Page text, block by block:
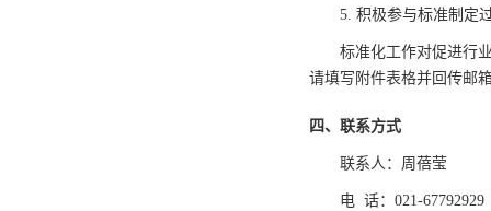
5. 积极参与标准制定
标准化工作对促进行
请填写附件表格并回传邮
四、联系方式
联系人：周蓓莹
电 话：021-67792929